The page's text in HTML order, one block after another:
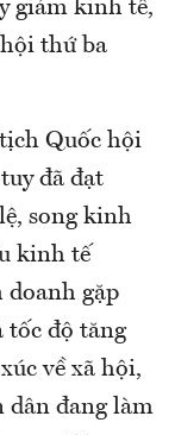
giảm kinh tế,
thứ ba
Quốc hội
đã đạt
song kinh
kinh tế
doanh gặp
tốc độ tăng
về xã hội,
dân đang làm